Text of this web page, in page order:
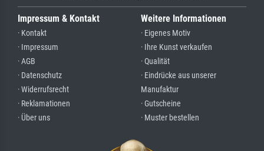
Impressum & Kontakt
· Kontakt
· Impressum
· AGB
· Datenschutz
· Widerrufsrecht
· Reklamationen
· Über uns
Weitere Informationen
· Eigenes Motiv
· Ihre Kunst verkaufen
· Qualität
· Eindrücke aus unserer
Manufaktur
· Gutscheine
· Muster bestellen